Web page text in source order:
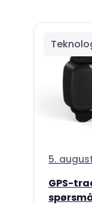
5.
GPS-